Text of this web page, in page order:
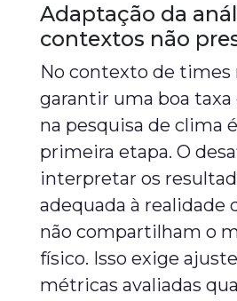
Adaptação da
contextos não
No contexto de times
garantir uma boa
na pesquisa de clima
primeira etapa. O
interpretar os
adequada à realidade
não compartilham o
físico. Isso exige
métricas avaliadas